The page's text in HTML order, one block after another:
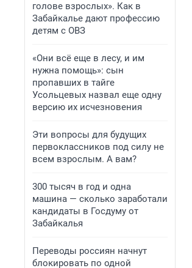
голове взрослых». Как в
Забайкалье дают профессию
детям с ОВЗ
«Они всё еще в лесу, и им
нужна помощь»: сын
пропавших в тайге
Усольцевых назвал еще одну
версию их исчезновения
Эти вопросы для будущих
первоклассников под силу не
всем взрослым. А вам?
300 тысяч в год и одна
машина — сколько заработали
кандидаты в Госдуму от
Забайкалья
Переводы россиян начнут
блокировать по одной